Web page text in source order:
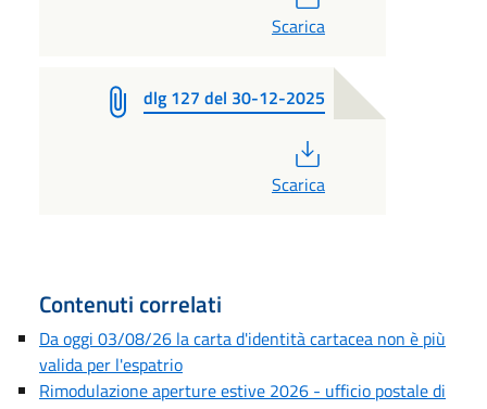
Scarica
dlg 127 del 30-12-2025
Scarica
Contenuti correlati
Da oggi 03/08/26 la carta d'identità cartacea non è più
valida per l'espatrio
Rimodulazione aperture estive 2026 - ufficio postale di